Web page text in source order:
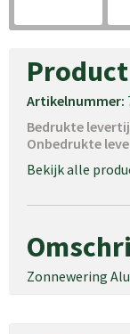
Artikelnummer:
Bedrukte
Onbedrukte
Bekijk alle
Zonnewering